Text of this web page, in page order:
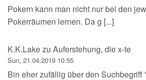
Pokern kann man nicht nur bei den
Pokerräumen lernen. Da g [...]
K.K.Lakezu Auferstehung, die x-te
Sun, 21.04.2019 10:55
Bin eher zufällig über den